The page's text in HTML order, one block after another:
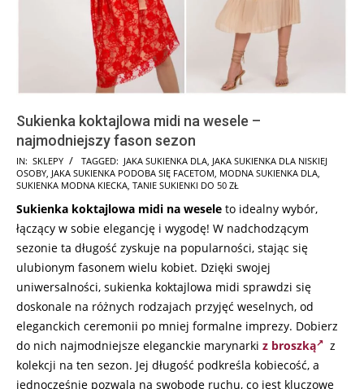
Sukienka koktajlowa midi na wesele –
najmodniejszy fason sezon
2024-
07-
IN: SKLEPY TAGGED: JAKA SUKIENKA DLA, JAKA SUKIENKA DLA NISKIEJ
OSOBY, JAKA SUKIENKA PODOBA SIĘ FACETOM, MODNA SUKIENKA DLA,
SUKIENKA MODNA KIECKA, TANIE SUKIENKI DO 50 ZŁ
Sukienka koktajlowa midi na wesele to idealny wybór,
łączący w sobie elegancję i wygodę! W nadchodzącym
sezonie ta długość zyskuje na popularności, stając się
ulubionym fasonem wielu kobiet. Dzięki swojej
uniwersalności, sukienka koktajlowa midi sprawdzi się
doskonale na różnych rodzajach przyjęć weselnych, od
eleganckich ceremonii po mniej formalne imprezy. Dobierz
do nich najmodniejsze eleganckie marynarki z broszką
z
kolekcji na ten sezon. Jej długość podkreśla kobiecość, a
jednocześnie pozwala na swobodę ruchu, co jest kluczowe